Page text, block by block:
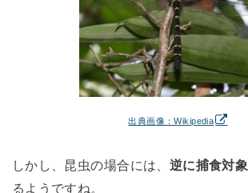
出典画像：Wikipedia
しかし、昆虫の場合には、 逆に捕食対象
るようですね。